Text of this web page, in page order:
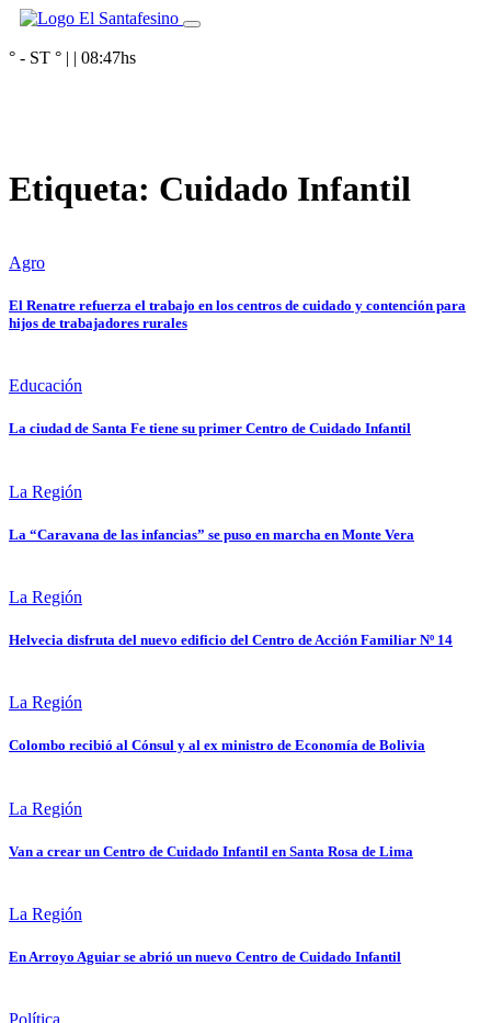
° - ST ° | | 08:47hs
Etiqueta: Cuidado Infantil
Agro
El Renatre refuerza el trabajo en los centros de cuidado y contención para
hijos de trabajadores rurales
Educación
La ciudad de Santa Fe tiene su primer Centro de Cuidado Infantil
La Región
La “Caravana de las infancias” se puso en marcha en Monte Vera
La Región
Helvecia disfruta del nuevo edificio del Centro de Acción Familiar Nº 14
La Región
Colombo recibió al Cónsul y al ex ministro de Economía de Bolivia
La Región
Van a crear un Centro de Cuidado Infantil en Santa Rosa de Lima
La Región
En Arroyo Aguiar se abrió un nuevo Centro de Cuidado Infantil